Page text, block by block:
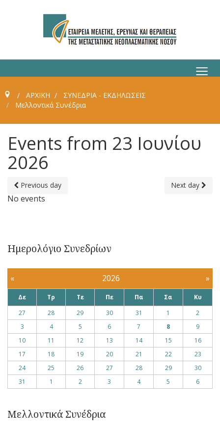
≡
ΑΡΧΙΚΗ
ΣΥΝΈΔΡΙΑ - ΕΚΔΗΛΏΣΕΙΣ
Μελλοντικά Συνέδρια
Events from 23 Ιουνίου
2026
Previous day Next day
No events
Ημερολόγιο Συνεδρίων
« 2026 »
Δε Τρ Τε Πε Πα Σα
Κυ
27
28 29 30 31 1
2
3
4 5 6 7 8
9
10
11 12 13 14 15
16
17
18 19 20 21 22
23
24
25 26 27 28 29
30
31
1 2 3 4 5 6
Μελλοντικά Συνέδρια